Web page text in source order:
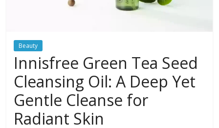
Beauty
Innisfree Green Tea Seed
Cleansing Oil: A Deep Yet
Gentle Cleanse for
Radiant Skin